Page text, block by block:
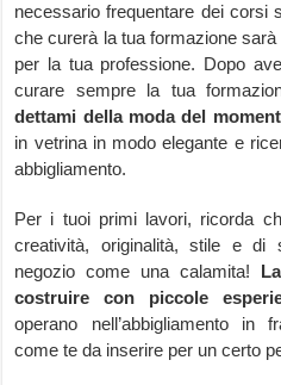
necessario frequentare dei corsi
che curerà la tua formazione
per la tua professione. Dopo
curare sempre la tua
dettami della moda del
in vetrina in modo elegante e
abbigliamento.
Per i tuoi primi lavori, ricorda
creatività, originalità, stile e di
negozio come una calamita!
costruire con piccole
operano nell’abbigliamento in
come te da inserire per un certo